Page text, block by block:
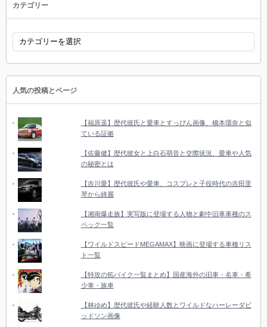
カテゴリー
カ
ゴ
リ
人気の投稿とページ
【福原遥】歴代彼氏と愛車とすっぴん画像、橋本環奈と似
ている証拠
【佐藤健】歴代彼女と上白石萌音と交際状況、愛車や人気
の秘密とは
【吉川愛】歴代彼氏や愛車、コスプレと子役時代の吉田里
琴から綺麗
【湘南爆走族】実写版に登場する人物と劇中旧車車種のス
ペック一覧
【ワイルドスピードMEGAMAX】映画に登場する車種リス
ト一覧
【特攻の拓バイク一覧まとめ】国産海外の旧車・名車・希
少車・族車
【林ゆめ】歴代彼氏や経験人数とワイルドなハーレーダビ
ッドソン画像